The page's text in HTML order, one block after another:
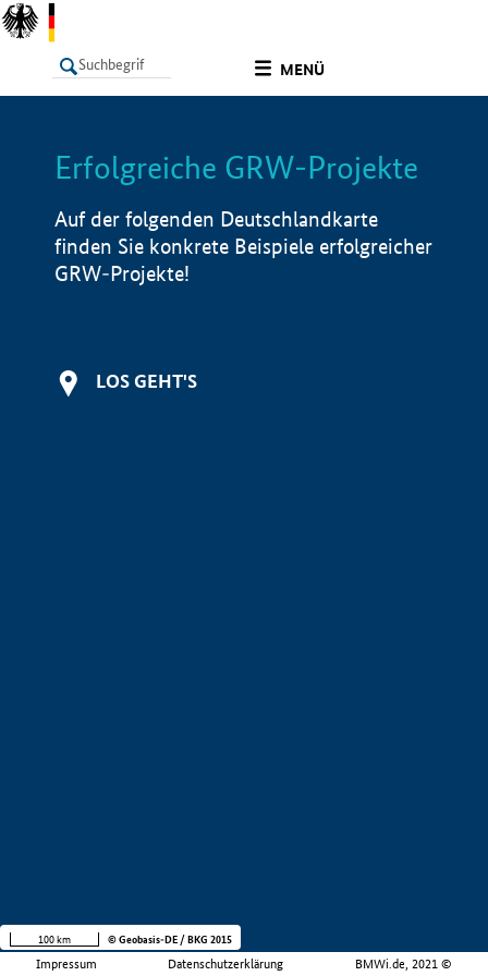
MENÜ
LISTE Info
Erfolgreiche GRW-Projekte
Auf der folgenden Deutschlandkarte
finden Sie konkrete Beispiele erfolgreicher
GRW-Projekte!
LOS GEHT'S
Impressum Datenschutzerklärung BMWi.de, 2021 ©
100 km © Geobasis-DE / BKG 2015